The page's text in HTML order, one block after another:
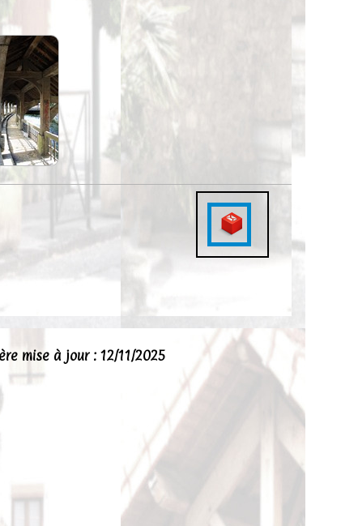
mise à jour : 12/11/2025